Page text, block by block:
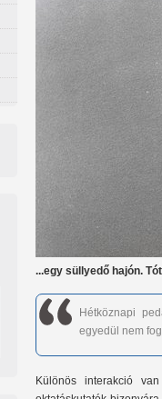
...egy süllyedő hajón.
Hétköznapi
egyedül nem
Különös interakció